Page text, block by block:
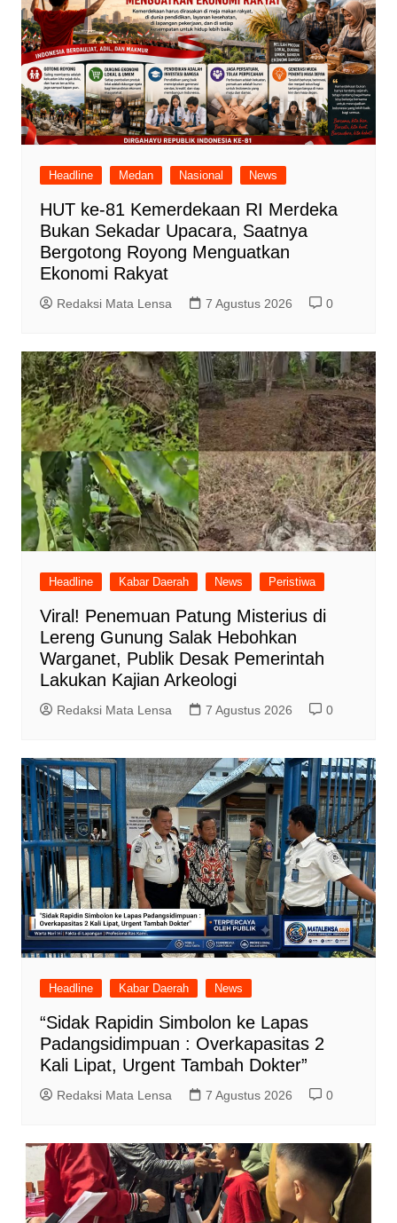
Headline Medan Nasional News
HUT ke-81 Kemerdekaan RI Merdeka
Bukan Sekadar Upacara, Saatnya
Bergotong Royong Menguatkan
Ekonomi Rakyat
Redaksi Mata Lensa 7 Agustus 2026 0
Headline Kabar Daerah News Peristiwa
Viral! Penemuan Patung Misterius di
Lereng Gunung Salak Hebohkan
Warganet, Publik Desak Pemerintah
Lakukan Kajian Arkeologi
Redaksi Mata Lensa 7 Agustus 2026 0
Headline Kabar Daerah News
“Sidak Rapidin Simbolon ke Lapas
Padangsidimpuan : Overkapasitas 2
Kali Lipat, Urgent Tambah Dokter”
Redaksi Mata Lensa 7 Agustus 2026 0